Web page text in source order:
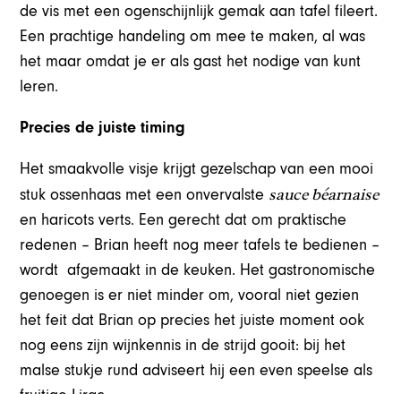
de vis met een ogenschijnlijk gemak aan tafel fileert.
Een prachtige handeling om mee te maken, al was
het maar omdat je er als gast het nodige van kunt
leren.
Precies de juiste timing
Het smaakvolle visje krijgt gezelschap van een mooi
stuk ossenhaas met een onvervalste sauce béarnaise
en haricots verts. Een gerecht dat om praktische
redenen – Brian heeft nog meer tafels te bedienen –
wordt afgemaakt in de keuken. Het gastronomische
genoegen is er niet minder om, vooral niet gezien
het feit dat Brian op precies het juiste moment ook
nog eens zijn wijnkennis in de strijd gooit: bij het
malse stukje rund adviseert hij een even speelse als